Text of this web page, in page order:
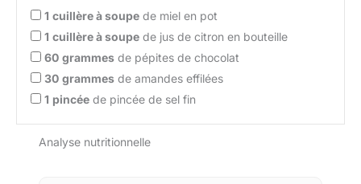
1 cuillère à soupe de miel en pot
1 cuillère à soupe de jus de citron en bouteille
60 grammes de pépites de chocolat
30 grammes de amandes effilées
1 pincée de pincée de sel fin
Analyse nutritionnelle